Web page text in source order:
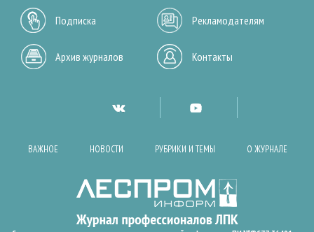
Подписка Рекламодателям
Архив журналов Контакты
ВАЖНОЕ НОВОСТИ РУБРИКИ И ТЕМЫ О ЖУРНАЛЕ